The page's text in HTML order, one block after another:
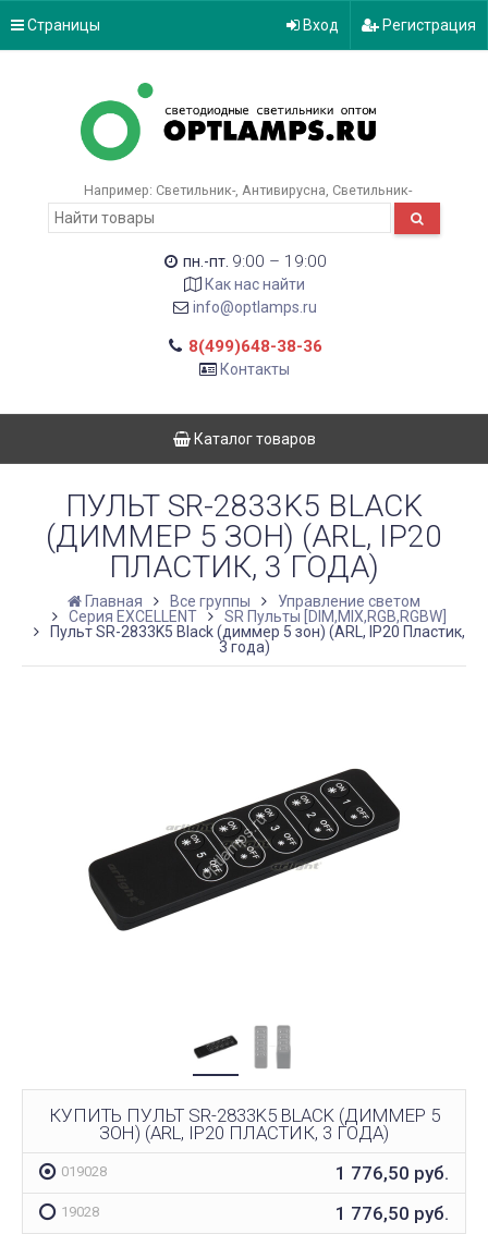
Страницы Вход Регистрация
Например: Светильник- Антивирусна Светильник-
пн.-пт. 9:00 – 19:00
Как нас найти
info@optlamps.ru
8(499)648-38-36
Контакты
Каталог товаров
ПУЛЬТ SR-2833K5 BLACK
(ДИММЕР 5 ЗОН) (ARL, IP20
ПЛАСТИК, 3 ГОДА)
Главная Все группы
Управление светом
Серия EXCELLENT
SR Пульты [DIM,MIX,RGB,RGBW]
Пульт SR-2833K5 Black (диммер 5 зон) (ARL, IP20 Пластик,
3 года)
КУПИТЬ ПУЛЬТ SR-2833K5 BLACK (ДИММЕР 5
ЗОН) (ARL, IP20 ПЛАСТИК, 3 ГОДА)
019028 1 776,50 руб.
19028 1 776,50 руб.